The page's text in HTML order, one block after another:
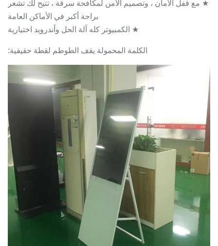
★ مع قفل الأمان ، وتصميم الأمن لمكافحة سرقة ، تتيح لك تشعر
براحة أكبر في الأماكن العامة
★ الكمبيوتر كله آلة الحل وأندرويد اختيارية
الكلمة المحمولة يقف الطوطم لقطة حقيقية: